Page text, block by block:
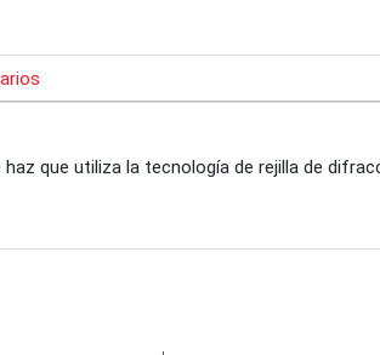
que utiliza la tecnología de rejilla de